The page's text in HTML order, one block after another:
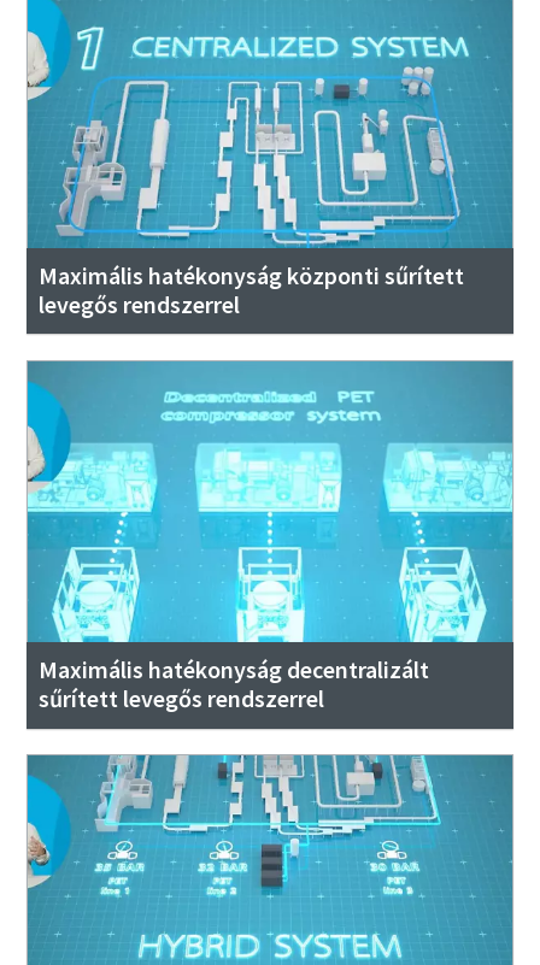
Maximális hatékonyság központi sűrített
levegős rendszerrel
Maximális hatékonyság decentralizált
sűrített levegős rendszerrel